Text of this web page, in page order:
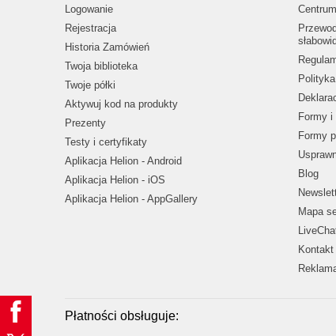
Logowanie
Rejestracja
Historia Zamówień
Twoja biblioteka
Twoje półki
Aktywuj kod na produkty
Prezenty
Testy i certyfikaty
Aplikacja Helion - Android
Aplikacja Helion - iOS
Aplikacja Helion - AppGallery
Formy i
Formy
Blog
Mapa
Kontakt
Płatności obsługuje: